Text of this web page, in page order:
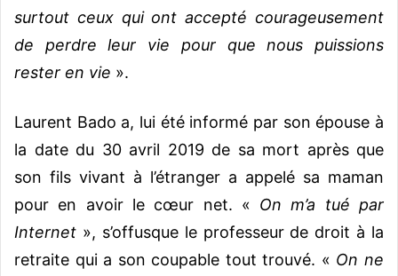
surtout ceux qui ont accepté courageusement
de perdre leur vie pour que nous puissions
rester en vie ».
Laurent Bado a, lui été informé par son épouse à
la date du 30 avril 2019 de sa mort après que
son fils vivant à l’étranger a appelé sa maman
pour en avoir le cœur net. « On m’a tué par
Internet », s’offusque le professeur de droit à la
retraite qui a son coupable tout trouvé. « On ne